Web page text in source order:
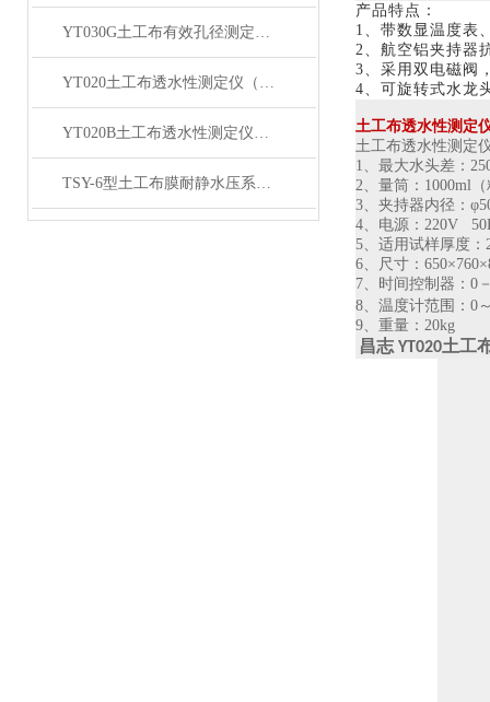
YT030G土工布有效孔径测定仪（干筛法）产品简介
YT020土工布透水性测定仪（台式）产品简介
YT020B土工布透水性测定仪（落地式）产品简介
TSY-6型土工布膜耐静水压系数试验仪产品简介
产品特点：
1、带数显温度表
2、航空铝夹持器
3、采用双电磁阀
4、可旋转式水龙
土工布透水性测定
土工布透水性测定
1 、最大水头差：
2、量筒： 1000ml
3、夹持器内径：φ
4、电源： 220V
5、适用试样厚度：
6、尺寸： 650×760×
7、时间控制器： 0
8、温度计范围： 0
9、重量： 20kg
昌志 YT020土工